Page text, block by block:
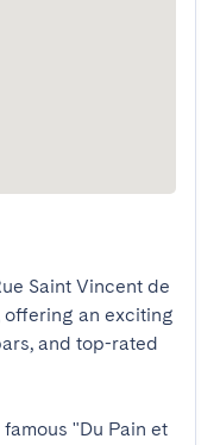
Saint Vincent de
offering an exciting
and top-rated
"Du Pain et